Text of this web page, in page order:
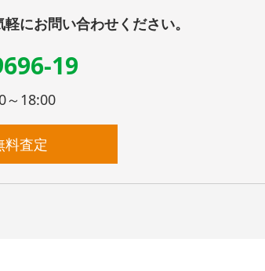
にお問い合わせください。
19
～18:00
料査定